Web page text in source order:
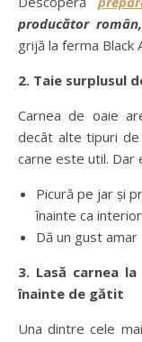
producător român,
grijă la ferma Black
2. Taie surplusul
Carnea de oaie
decât alte tipuri
carne este util. Dar
Picură pe jar și
înainte ca
Dă un gust amar
3. Lasă carnea
înainte de gătit
Una dintre cele